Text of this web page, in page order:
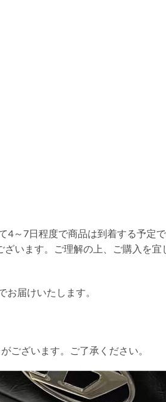
～7日程度で商品は到着する予定で
います。ご理解の上、ご購入を宜
届けいたします。
ございます。ご了承ください。